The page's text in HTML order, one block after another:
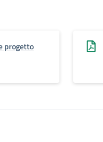
progetto